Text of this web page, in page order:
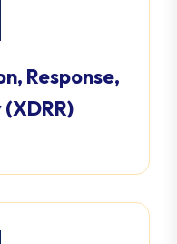
Response,